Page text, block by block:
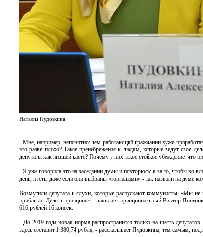
Наталия Пудовкина
- Мне, например, непонятно: чем работающий гражданин хуже
это разве плохо? Такое пренебрежение к людям, которые ведут свое
депутаты как низшей касте? Почему у них такое стойкое убеждение, что
- Я уже говорила это на заседании думы и повторюсь: я за то, чтобы во
день, пусть, даже если они выбраны «торгашами» - так назвали на думе
Возмутили депутата и слухи, которые распускают коммунисты: «Мы
прибавки. Дело в принципе», - заявляет принципиальный Виктор
616 рублей 16 копеек.
- До 2019 года новая норма распространится только на шесть
здесь составит 1 380,74 рубля, - рассказывает Пудовкина, тем самым,